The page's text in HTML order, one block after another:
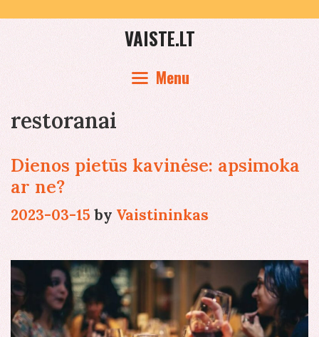
content
VAISTE.LT
Menu
restoranai
Dienos pietūs kavinėse: apsimoka
ar ne?
2023-03-15 by Vaistininkas